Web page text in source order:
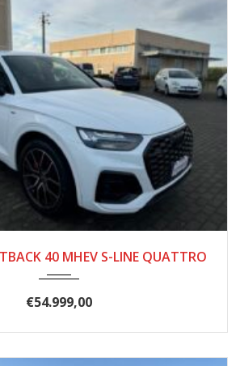
40 MHEV S-LINE QUATTRO
€54.999,00